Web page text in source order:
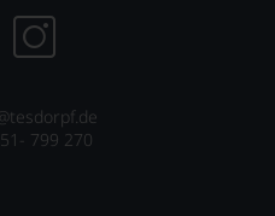
799 270